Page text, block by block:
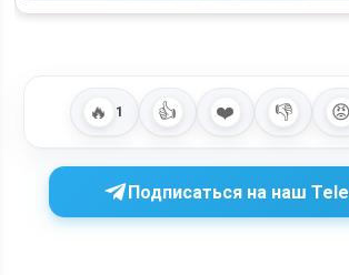
🔥 1 👍 ❤️ 👎 😡
Подписаться на наш